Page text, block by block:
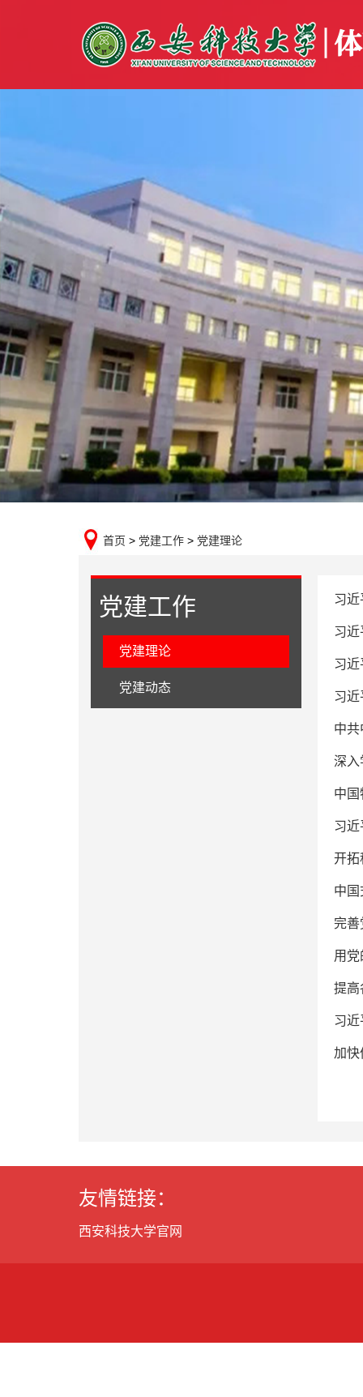
首页 > 党建工作> 党建理论
党建工作
党建理论
党建动态
习
习近
习
习
中
深入
中国
习
开拓
中国
完善
用
提高
习
加快
友情链接：
西安科技大学官网